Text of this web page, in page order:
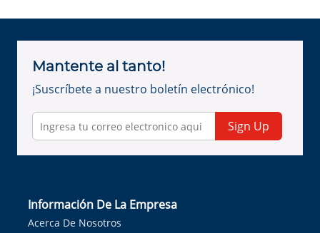
Mantente al tanto!
¡Suscríbete a nuestro boletín electrónico!
Sign Up
Información De La Empresa
Acerca De Nosotros